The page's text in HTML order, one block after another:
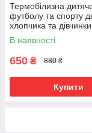
Термобілизна
футболу та спорту
хлопчика та дівчинки
Columbia 140см,
В наявності
650 ₴ 880 ₴
Купити